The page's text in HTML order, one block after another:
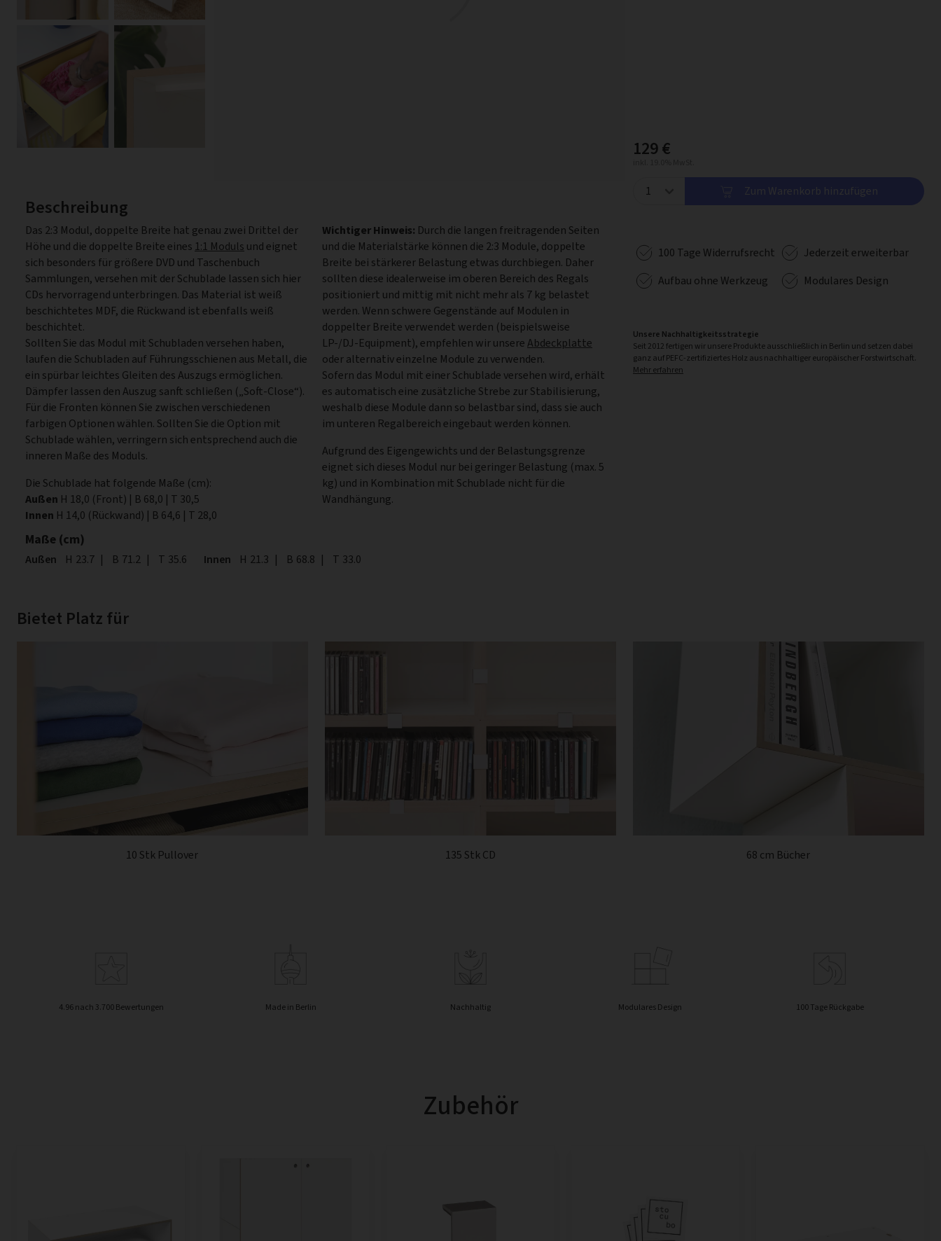
Beschreibung
Das 2:3 Modul, doppelte Breite hat genau zwei Drittel der
Höhe und die doppelte Breite eines 1:1 Moduls und eignet
sich besonders für größere DVD und Taschenbuch
Sammlungen, versehen mit der Schublade lassen sich hier
CDs hervorragend unterbringen. Das Material ist weiß
beschichtetes MDF, die Rückwand ist ebenfalls weiß
beschichtet.
Sollten Sie das Modul mit Schubladen versehen haben,
laufen die Schubladen auf Führungsschienen aus Metall, die
ein spürbar leichtes Gleiten des Auszugs ermöglichen.
Dämpfer lassen den Auszug sanft schließen („Soft-Close“).
Für die Fronten können Sie zwischen verschiedenen
farbigen Optionen wählen. Sollten Sie die Option mit
Schublade wählen, verringern sich entsprechend auch die
inneren Maße des Moduls.
Die Schublade hat folgende Maße (cm):
Außen H 18,0 (Front) | B 68,0 | T 30,5
Innen H 14,0 (Rückwand) | B 64,6 | T 28,0
Wichtiger Hinweis: Durch die langen freitragenden Seiten
und die Materialstärke können die 2:3 Module, doppelte
Breite bei stärkerer Belastung etwas durchbiegen. Daher
sollten diese idealerweise im oberen Bereich des Regals
positioniert und mittig mit nicht mehr als 7 kg belastet
werden. Wenn schwere Gegenstände auf Modulen in
doppelter Breite verwendet werden (beispielsweise
LP-/DJ-Equipment), empfehlen wir unsereAbdeckplatte
oder alternativ einzelne Module zu verwenden.
Sofern das Modul mit einer Schublade versehen wird, erhält
es automatisch eine zusätzliche Strebe zur Stabilisierung,
weshalb diese Module dann so belastbar sind, dass sie auch
im unteren Regalbereich eingebaut werden können.
Aufgrund des Eigengewichts und der Belastungsgrenze
eignet sich dieses Modul nur bei geringer Belastung (max. 5
kg) und in Kombination mit Schublade nicht für die
Wandhängung.
Maße (cm)
Außen Höhe
H 23.7 | Breite
B 71.2 | Tiefe
T 35.6 Innen Höhe
H 21.3 | Breite
B 68.8 | Tiefe
T 33.0
129 €
Zum Warenkorb hinzufügen
100 Tage Widerrufsrecht
Jederzeit erweiterbar
Aufbau ohne Werkzeug
Modulares Design
Unsere Nachhaltigkeitsstrategie
Seit 2012 fertigen wir unsere Produkte ausschließlich in Berlin und setzen dabei
ganz auf PEFC-zertifiziertes Holz aus nachhaltiger europäischer Forstwirtschaft.
Mehr erfahren
Bietet Platz für
10 Stk Pullover 135 Stk CD 68 cm Bücher
4.96 nach 3.700 Bewertungen Made in Berlin Nachhaltig Modulares Design 100 Tage Rückgabe
Zubehör